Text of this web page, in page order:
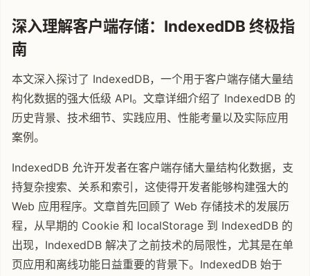
深入理解客户端存储：IndexedDB 终极指
南
本文深入探讨了 IndexedDB，一个用于客户端存储大量结
构化数据的强大低级 API。文章详细介绍了 IndexedDB 的
历史背景、技术细节、实践应用、性能考量以及实际应用
案例。
IndexedDB 允许开发者在客户端存储大量结构化数据，支
持复杂搜索、关系和索引，这使得开发者能够构建强大的
Web 应用程序。文章首先回顾了 Web 存储技术的发展历
程，从早期的 Cookie 和 localStorage 到 IndexedDB 的
出现，IndexedDB 解决了之前技术的局限性，尤其是在单
页应用和离线功能日益重要的背景下。IndexedDB 始于